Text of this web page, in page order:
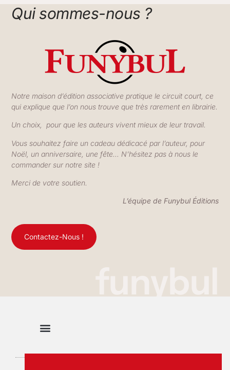
Qui sommes-nous ?
Notre maison d’édition associative pratique le circuit court, ce
qui explique que l’on nous trouve que très rarement en librairie.
Un choix, pour que les auteurs vivent mieux de leur travail.
Vous souhaitez faire un cadeau dédicacé par l’auteur, pour
Noël, un anniversaire, une fête… N’hésitez pas à nous le
commander sur notre site !
Merci de votre soutien.
L’équipe de Funybul Éditions
Contactez-Nous !